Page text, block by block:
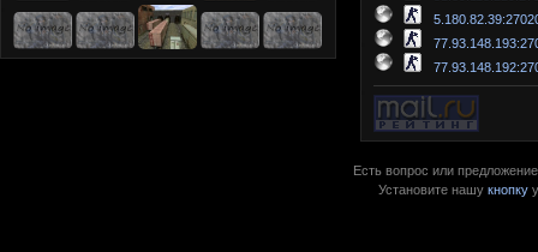
Есть вопрос или
Установите нашукнопку